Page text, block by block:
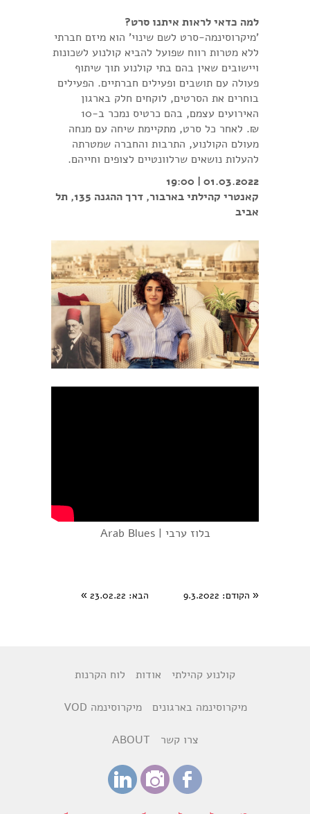
למה כדאי לראות איתנו סרט?
'מיקרוסינמה-סרט לשם שינוי' הוא מיזם חברתי
ללא מטרות רווח שפועל להביא קולנוע לשכונות
ויישובים שאין בהם בתי קולנוע תוך שיתוף
פעולה עם תושבים ופעילים חברתיים. הפעילים
בוחרים את הסרטים, לוקחים חלק בארגון
האירועים עצמם, בהם כרטיס נמכר ב-10
₪. לאחר כל סרט, מתקיימת שיחה עם מנחה
מעולם הקולנוע, התרבות והחברה שמטרתה
להעלות נושאים שרלוונטיים לצופים וחייהם.
01.03.2022 | 19:00
קאנטרי קהילתי בארבור, דרך ההגנה 135, תל
אביב
בלוז ערבי | Arab Blues
« הקודם: 9.3.2022 הבא: 23.02.22
»
קולנוע קהילתי אודות לוח הקרנות
מיקרוסינמה בארגונים מיקרוסינמה VOD
צרו קשר ABOUT